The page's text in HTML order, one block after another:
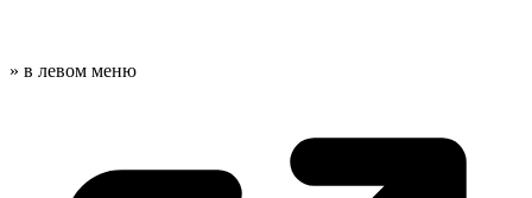
» в левом меню